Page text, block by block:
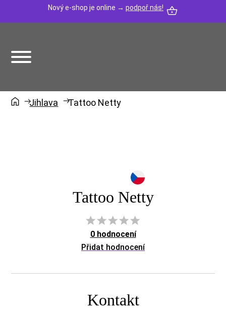
Nový e-shop je online → podpoř nás!
Jihlava Tattoo Netty
Tattoo Netty
0 hodnocení
Přidat hodnocení
Kontakt